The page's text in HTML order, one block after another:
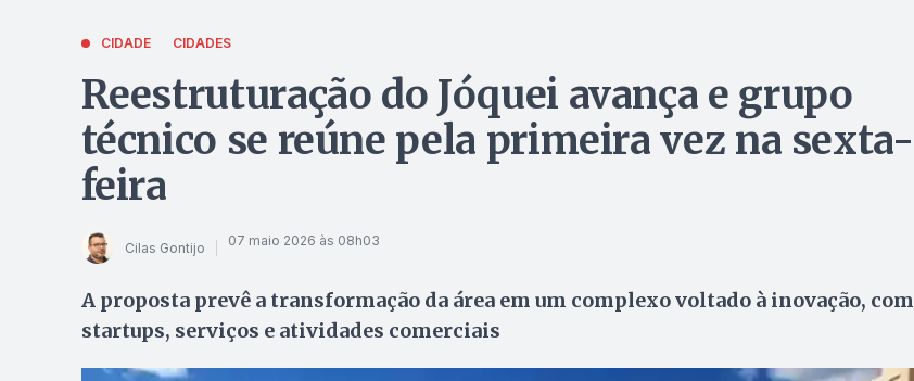
CIDADE CIDADES
Reestruturação do Jóquei avança e grupo
técnico se reúne pela primeira vez na sexta-
feira
Cilas Gontijo 07 maio 2026 às 08h03
A proposta prevê a transformação da área em um complexo voltado à inovação, com
startups, serviços e atividades comerciais